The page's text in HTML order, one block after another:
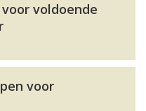
voldoende
voor